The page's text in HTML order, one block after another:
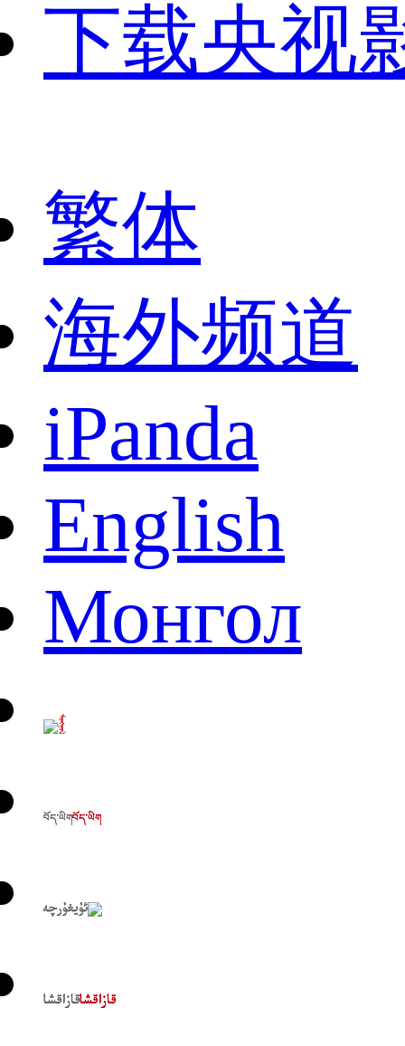
下载央视
繁体
海外频道
iPanda
English
Монгол